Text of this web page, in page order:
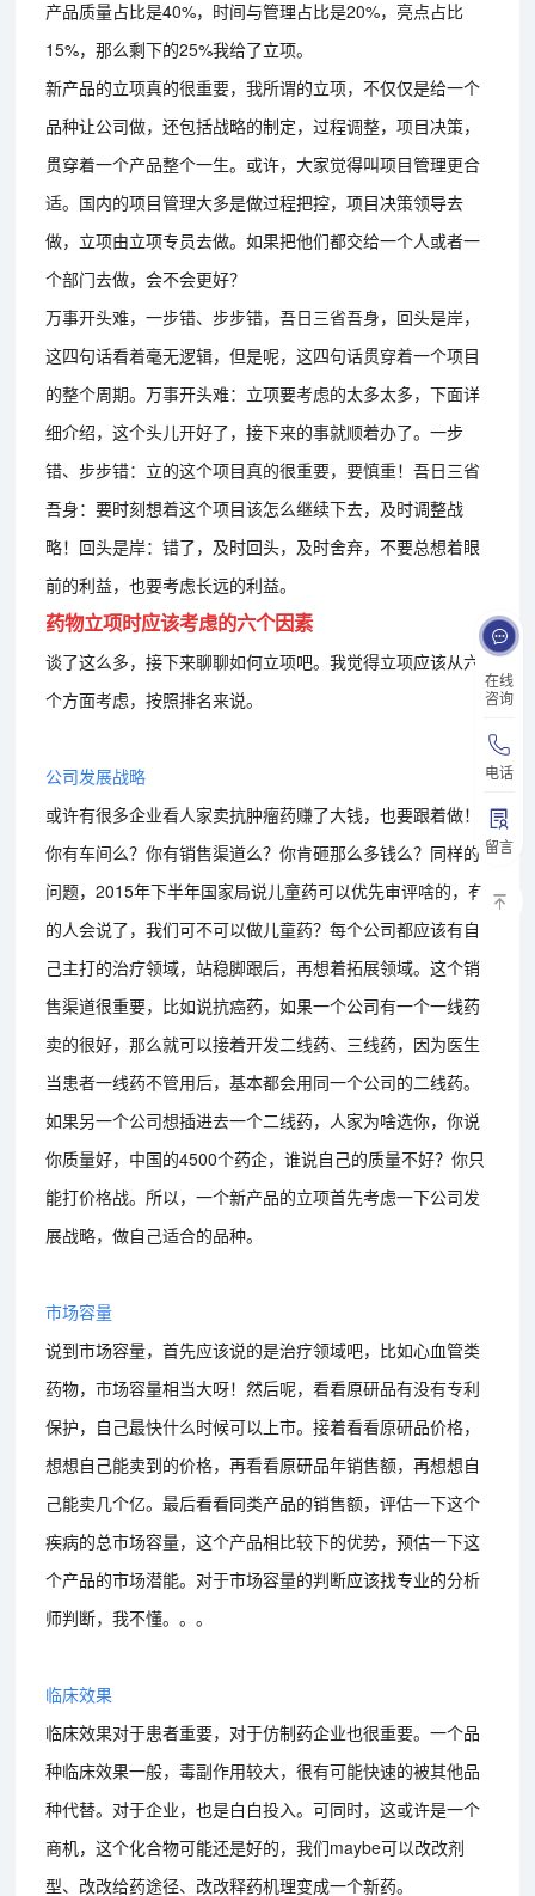
在线
咨询
电话
留言
产品质量占比是40%，时间与管理占比是20%，亮点占比
15%，那么剩下的25%我给了立项。
新产品的立项真的很重要，我所谓的立项，不仅仅是给一个
品种让公司做，还包括战略的制定，过程调整，项目决策，
贯穿着一个产品整个一生。或许，大家觉得叫项目管理更合
适。国内的项目管理大多是做过程把控，项目决策领导去
做，立项由立项专员去做。如果把他们都交给一个人或者一
个部门去做，会不会更好？
万事开头难，一步错、步步错，吾日三省吾身，回头是岸，
这四句话看着毫无逻辑，但是呢，这四句话贯穿着一个项目
的整个周期。万事开头难：立项要考虑的太多太多，下面详
细介绍，这个头儿开好了，接下来的事就顺着办了。一步
错、步步错：立的这个项目真的很重要，要慎重！吾日三省
吾身：要时刻想着这个项目该怎么继续下去，及时调整战
略！回头是岸：错了，及时回头，及时舍弃，不要总想着眼
前的利益，也要考虑长远的利益。
药物立项时应该考虑的六个因素
谈了这么多，接下来聊聊如何立项吧。我觉得立项应该从六
个方面考虑，按照排名来说。
公司发展战略
或许有很多企业看人家卖抗肿瘤药赚了大钱，也要跟着做！
你有车间么？你有销售渠道么？你肯砸那么多钱么？同样的
问题，2015年下半年国家局说儿童药可以优先审评啥的，有
的人会说了，我们可不可以做儿童药？每个公司都应该有自
己主打的治疗领域，站稳脚跟后，再想着拓展领域。这个销
售渠道很重要，比如说抗癌药，如果一个公司有一个一线药
卖的很好，那么就可以接着开发二线药、三线药，因为医生
当患者一线药不管用后，基本都会用同一个公司的二线药。
如果另一个公司想插进去一个二线药，人家为啥选你，你说
你质量好，中国的4500个药企，谁说自己的质量不好？你只
能打价格战。所以，一个新产品的立项首先考虑一下公司发
展战略，做自己适合的品种。
市场容量
说到市场容量，首先应该说的是治疗领域吧，比如心血管类
药物，市场容量相当大呀！然后呢，看看原研品有没有专利
保护，自己最快什么时候可以上市。接着看看原研品价格，
想想自己能卖到的价格，再看看原研品年销售额，再想想自
己能卖几个亿。最后看看同类产品的销售额，评估一下这个
疾病的总市场容量，这个产品相比较下的优势，预估一下这
个产品的市场潜能。对于市场容量的判断应该找专业的分析
师判断，我不懂。。。
临床效果
临床效果对于患者重要，对于仿制药企业也很重要。一个品
种临床效果一般，毒副作用较大，很有可能快速的被其他品
种代替。对于企业，也是白白投入。可同时，这或许是一个
商机，这个化合物可能还是好的，我们maybe可以改改剂
型、改改给药途径、改改释药机理变成一个新药。